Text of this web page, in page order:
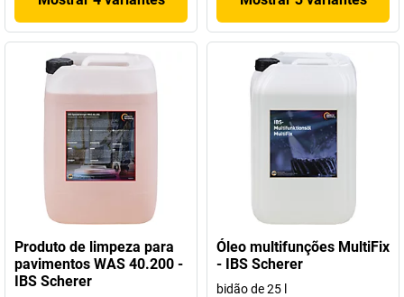
Produto de limpeza para
pavimentos WAS 40.200 -
IBS Scherer
Óleo multifunções MultiFix
- IBS Scherer
bidão de 25 l